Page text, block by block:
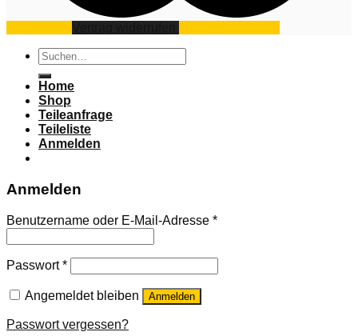
Suchen
nach:
Home
Shop
Teileanfrage
Teileliste
Anmelden
Anmelden
Benutzername oder E-Mail-Adresse *
Passwort*
Angemeldet bleiben Anmelden
Passwort vergessen?